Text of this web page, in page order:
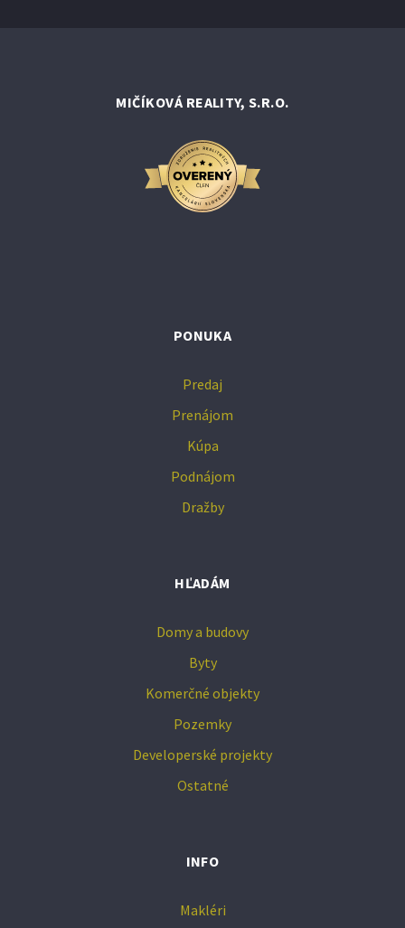
MIČÍKOVÁ REALITY, S.R.O.
PONUKA
Predaj
Prenájom
Kúpa
Podnájom
Dražby
HĽADÁM
Domy a budovy
Byty
Komerčné objekty
Pozemky
Developerské projekty
Ostatné
INFO
Makléri